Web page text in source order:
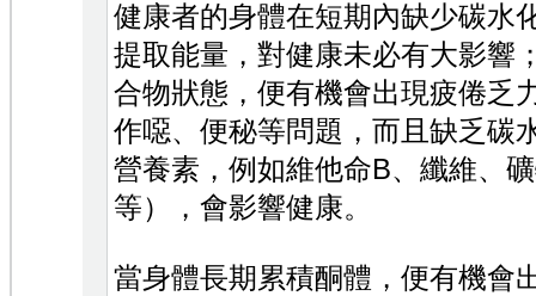
健康者的身體在短期內缺少碳水
提取能量，對健康未必有大影響
合物狀態，便有機會出現疲倦乏
作噁、便秘等問題，而且缺乏碳
營養素，例如維他命B、纖維、
等），會影響健康。
當身體長期累積酮體，便有機會